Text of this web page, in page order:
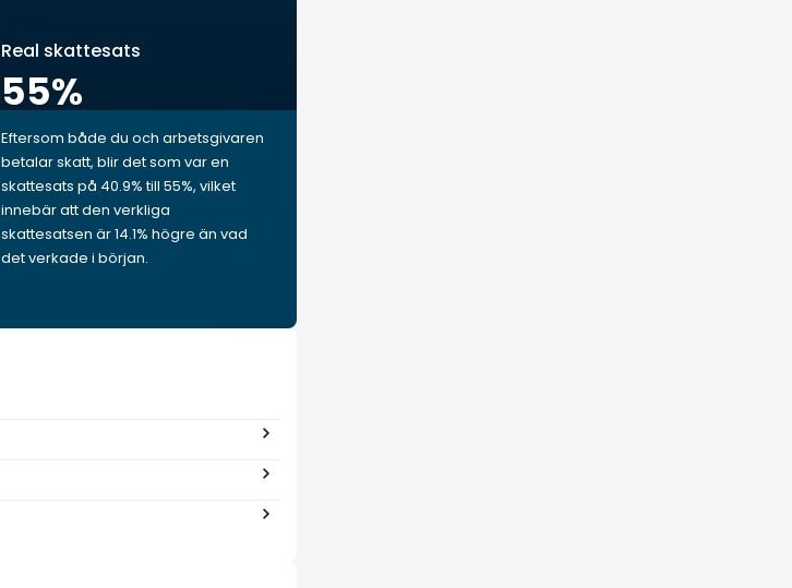
Real skattesats
55%
Eftersom både du och arbetsgivaren
betalar skatt, blir det som var en
skattesats på 40.9% till 55%, vilket
innebär att den verkliga
skattesatsen är 14.1% högre än vad
det verkade i början.